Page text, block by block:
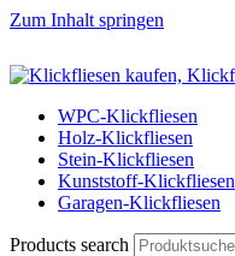
Zum Inhalt springen
Klickfliese | klick-klick-fertig
Klickfliesen online kaufen
WPC-Klickfliesen
Holz-Klickfliesen
Stein-Klickfliesen
Kunststoff-Klickfliesen
Garagen-Klickfliesen
Products search